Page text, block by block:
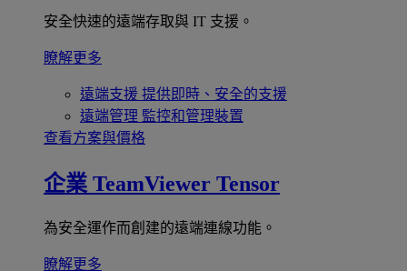
安全快速的遠端存取與 IT 支援。
瞭解更多
遠端支援 提供即時、安全的支援
遠端管理 監控和管理裝置
查看方案與價格
企業 TeamViewer Tensor
為安全運作而創建的遠端連線功能。
瞭解更多